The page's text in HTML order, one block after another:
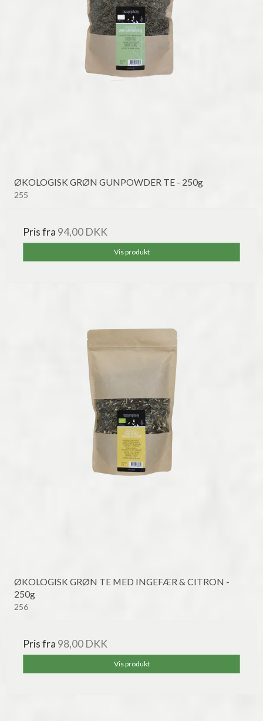
ØKOLOGISK GRØN GUNPOWDER TE - 250g
255
Pris fra 94,00 DKK
Vis produkt
ØKOLOGISK GRØN TE MED INGEFÆR & CITRON -
250g
256
Pris fra 98,00 DKK
Vis produkt